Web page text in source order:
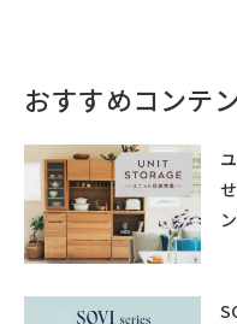
おすすめコンテ